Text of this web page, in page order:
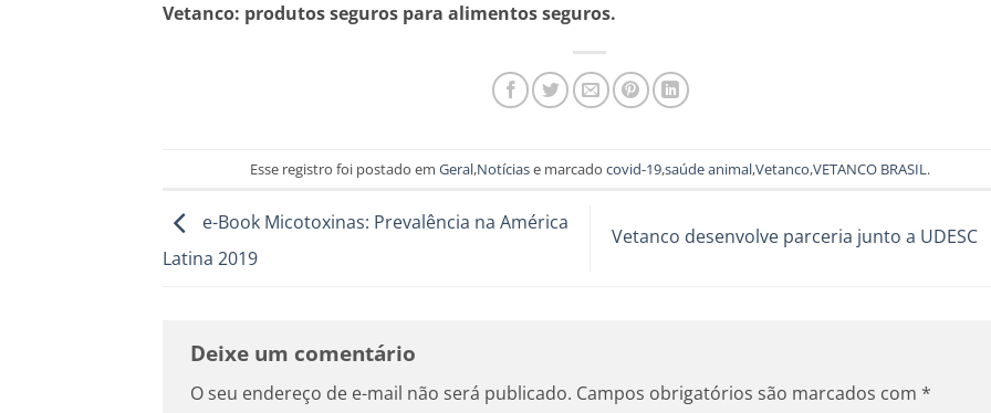
Vetanco: produtos seguros para alimentos seguros.
Esse registro foi postado em Geral,Notíciase marcado covid-19,saúde animal,Vetanco,VETANCO BRASIL.
e-Book Micotoxinas: Prevalência na América
Latina 2019
Vetanco desenvolve parceria junto a UDESC
Deixe um comentário
O seu endereço de e-mail não será publicado. Campos obrigatórios são marcados com *